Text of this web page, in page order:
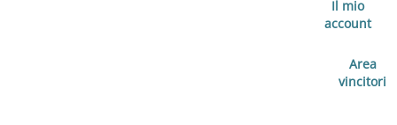
Il mio
account
Area
vincitori